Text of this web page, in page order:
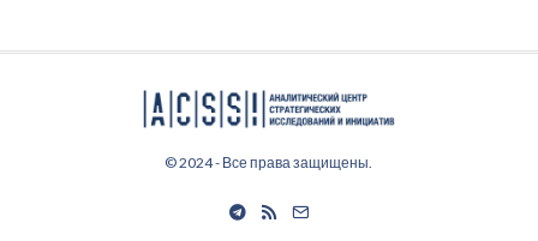
© 2024 - Все права защищены.